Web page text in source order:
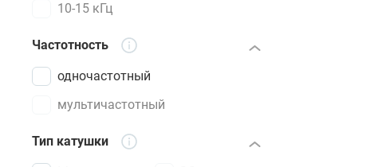
10-15 кГц
Частотность
одночастотный
мультичастотный
Тип катушки